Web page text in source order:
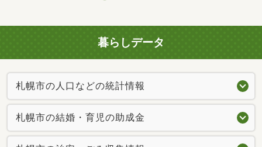
暮らしデータ
札幌市の人口などの統計情報
札幌市の結婚・育児の助成金